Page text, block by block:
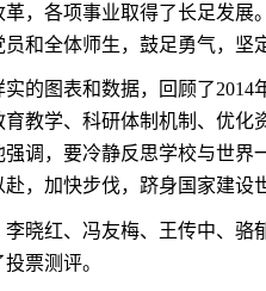
，各项事业取得了长足发
和全体师生，鼓足勇气，坚
的图表和数据，回顾了2014
育教学、科研体制机制、优
强调，要冷静反思学校与世
，加快步伐，跻身国家建设
李晓红、冯友梅、王传中、
票测评。